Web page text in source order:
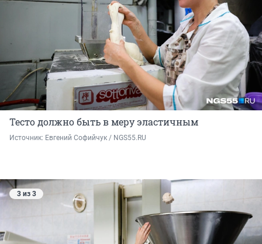
Тесто должно быть в меру эластичным
Источник: Евгений Софийчук / NGS55.RU
3 из 3